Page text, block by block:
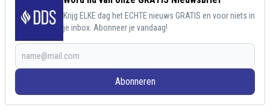
Krijg ELKE dag het ECHTE nieuws GRATIS en voor niets in
je inbox. Abonneer je vandaag!
Abonneren